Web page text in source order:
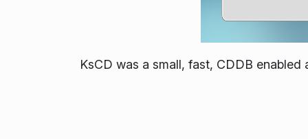
KsCD was a small, fast, CDDB